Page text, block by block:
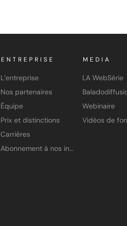
ENTREPRISE
L’entreprise
Nos partenaires
Équipe
Prix et distinctions
Carrières
Abonnement à nos infolettres
MEDIA
LA WebSérie
Webinaire